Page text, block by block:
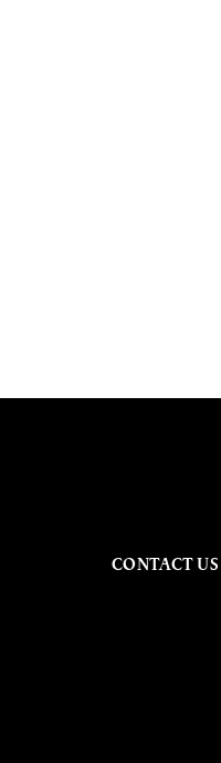
CONTACT US